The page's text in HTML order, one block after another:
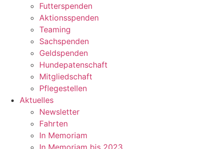
Futterspenden
Aktionsspenden
Teaming
Sachspenden
Geldspenden
Hundepatenschaft
Mitgliedschaft
Pflegestellen
Aktuelles
Newsletter
Fahrten
In Memoriam